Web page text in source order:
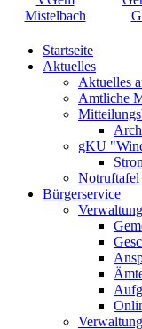
Startseite
Aktuelles
Aktuelles
Amtliche
gKU
Notruftafel
Bürgerservice
Verwaltung